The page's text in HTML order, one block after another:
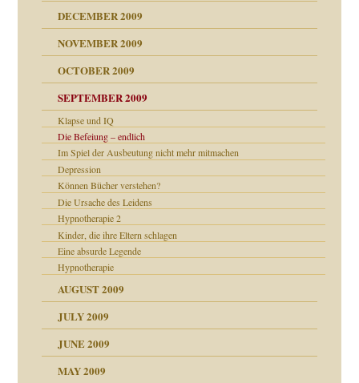
DECEMBER 2009
NOVEMBER 2009
OCTOBER 2009
SEPTEMBER 2009
Klapse und IQ
Die Befeiung – endlich
Im Spiel der Ausbeutung nicht mehr mitmachen
Depression
Können Bücher verstehen?
Die Ursache des Leidens
Hypnotherapie 2
Kinder, die ihre Eltern schlagen
Eine absurde Legende
Hypnotherapie
AUGUST 2009
JULY 2009
JUNE 2009
MAY 2009